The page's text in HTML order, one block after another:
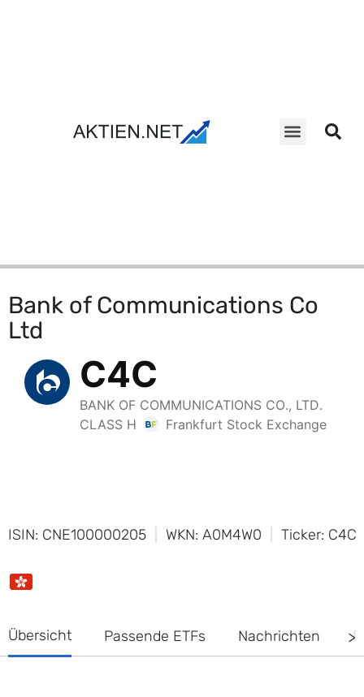
Bank of Communications Co
Ltd
ISIN: CNE100000205 WKN: A0M4W0 Ticker: C4C
Übersicht Passende ETFs Nachrichten